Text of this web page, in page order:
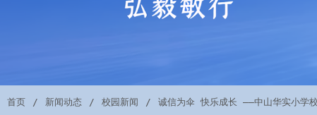
首页 新闻动态 校园新闻 诚信为伞 快乐成长 ——中山华实小学